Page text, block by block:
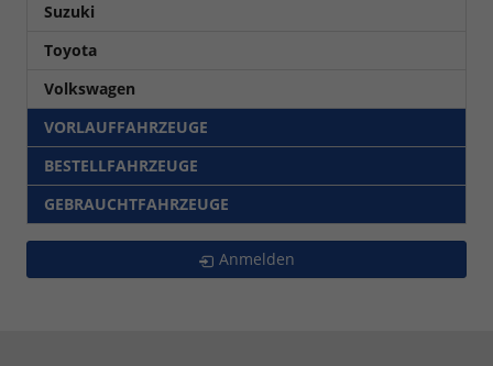
Suzuki
Toyota
Volkswagen
VORLAUFFAHRZEUGE
BESTELLFAHRZEUGE
GEBRAUCHTFAHRZEUGE
Anmelden